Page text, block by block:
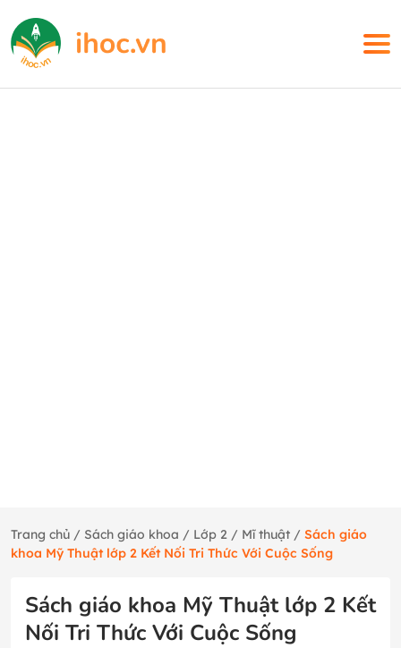
Trang chủ / Sách giáo khoa / Lớp 2 / Mĩ thuật / Sách giáo
khoa Mỹ Thuật lớp 2 Kết Nối Tri Thức Với Cuộc Sống
Sách giáo khoa Mỹ Thuật lớp 2 Kết
Nối Tri Thức Với Cuộc Sống